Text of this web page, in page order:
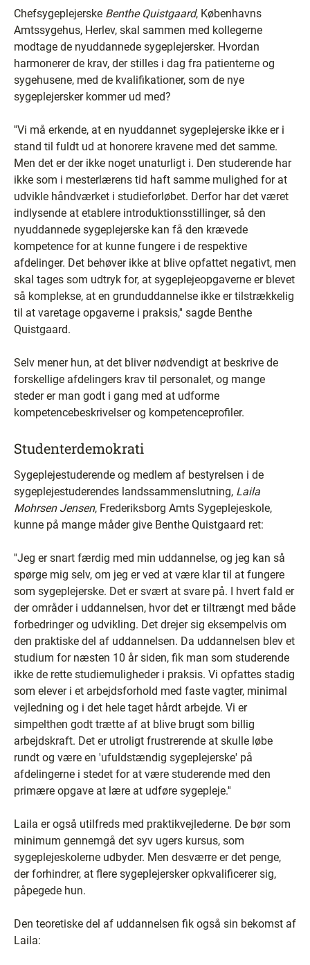
Chefsygeplejerske Benthe Quistgaard, Københavns
Amtssygehus, Herlev, skal sammen med kollegerne
modtage de nyuddannede sygeplejersker. Hvordan
harmonerer de krav, der stilles i dag fra patienterne og
sygehusene, med de kvalifikationer, som de nye
sygeplejersker kommer ud med?
''Vi må erkende, at en nyuddannet sygeplejerske ikke er i
stand til fuldt ud at honorere kravene med det samme.
Men det er der ikke noget unaturligt i. Den studerende har
ikke som i mesterlærens tid haft samme mulighed for at
udvikle håndværket i studieforløbet. Derfor har det været
indlysende at etablere introduktionsstillinger, så den
nyuddannede sygeplejerske kan få den krævede
kompetence for at kunne fungere i de respektive
afdelinger. Det behøver ikke at blive opfattet negativt, men
skal tages som udtryk for, at sygeplejeopgaverne er blevet
så komplekse, at en grunduddannelse ikke er tilstrækkelig
til at varetage opgaverne i praksis,'' sagde Benthe
Quistgaard.
Selv mener hun, at det bliver nødvendigt at beskrive de
forskellige afdelingers krav til personalet, og mange
steder er man godt i gang med at udforme
kompetencebeskrivelser og kompetenceprofiler.
Studenterdemokrati
Sygeplejestuderende og medlem af bestyrelsen i de
sygeplejestuderendes landssammenslutning, Laila
Mohrsen Jensen, Frederiksborg Amts Sygeplejeskole,
kunne på mange måder give Benthe Quistgaard ret:
''Jeg er snart færdig med min uddannelse, og jeg kan så
spørge mig selv, om jeg er ved at være klar til at fungere
som sygeplejerske. Det er svært at svare på. I hvert fald er
der områder i uddannelsen, hvor det er tiltrængt med både
forbedringer og udvikling. Det drejer sig eksempelvis om
den praktiske del af uddannelsen. Da uddannelsen blev et
studium for næsten 10 år siden, fik man som studerende
ikke de rette studiemuligheder i praksis. Vi opfattes stadig
som elever i et arbejdsforhold med faste vagter, minimal
vejledning og i det hele taget hårdt arbejde. Vi er
simpelthen godt trætte af at blive brugt som billig
arbejdskraft. Det er utroligt frustrerende at skulle løbe
rundt og være en 'ufuldstændig sygeplejerske' på
afdelingerne i stedet for at være studerende med den
primære opgave at lære at udføre sygepleje.''
Laila er også utilfreds med praktikvejlederne. De bør som
minimum gennemgå det syv ugers kursus, som
sygeplejeskolerne udbyder. Men desværre er det penge,
der forhindrer, at flere sygeplejersker opkvalificerer sig,
påpegede hun.
Den teoretiske del af uddannelsen fik også sin bekomst af
Laila: